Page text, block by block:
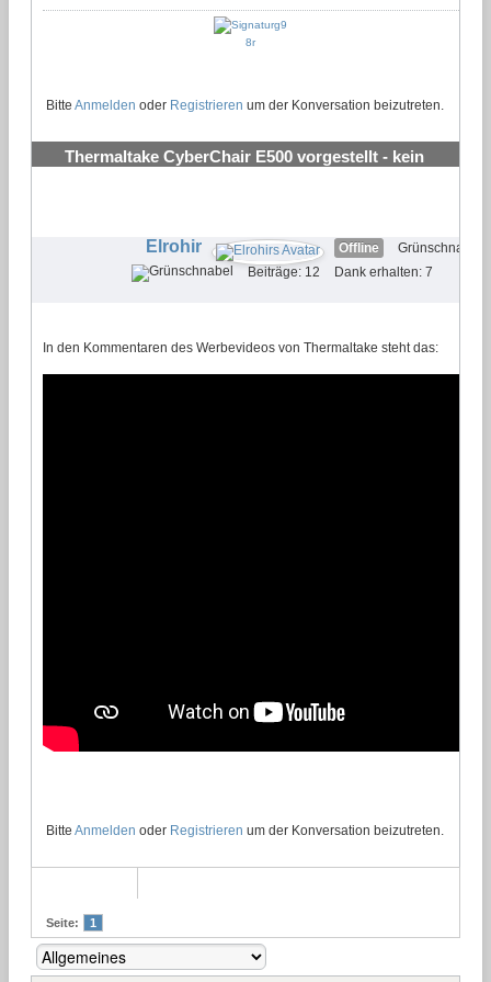
Bitte Anmelden oder Registrieren um der Konversation beizutreten.
Thermaltake CyberChair E500 vorgestellt - kein
Elrohir Offline
Grünschnabel
Beiträge: 12
Dank erhalten: 7
In den Kommentaren des Werbevideos von Thermaltake steht das:
Bitte Anmelden oder Registrieren um der Konversation beizutreten.
Seite: 1